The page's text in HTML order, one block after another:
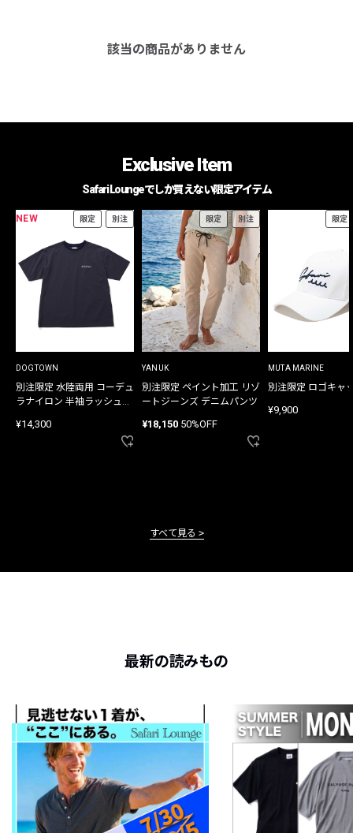
該当の商品がありません
Exclusive Item
Safari Loungeでしか買えない限定アイテム
NEW 限定 別注
DOGTOWN
別注限定 水陸両用 コーデュ
ラナイロン 半袖ラッシュガ
¥14,300
限定 別注
YANUK
別注限定 ペイント加工 リゾ
ートジーンズ デニムパンツ
¥18,150 50%OFF
限定
MUTA MARINE
別注限定 ロゴキャ
¥9,900
すべて見る
最新の読みもの